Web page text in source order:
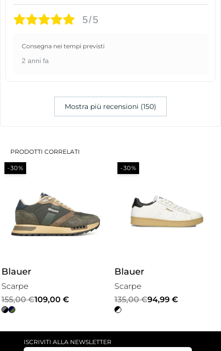
5/5
Consegna nei tempi previsti
2 anni fa
Mostra più recensioni (150)
PRODOTTI CORRELATI
-30%
Blauer
Scarpe
155,00€
Il
prezzo
109,00 €
Il
prezzo
-30%
Blauer
Scarpe
135,00€
Il
prezzo
94,99 €
Il
prezzo
ISCRIVITI ALLA NEWSLETTER